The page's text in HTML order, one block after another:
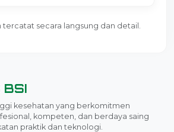
tercatat secara langsung dan detail.
BSI
kesehatan yang berkomitmen
kompeten, dan berdaya saing
praktik dan teknologi.